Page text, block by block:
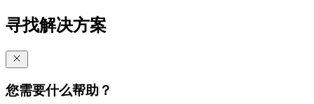
寻找解决方案
您需要什么帮助？